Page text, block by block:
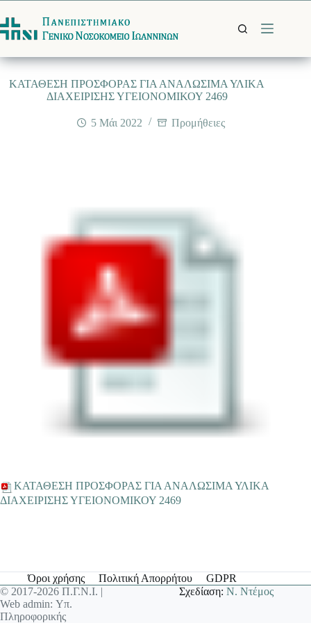
στο
περιεχόμενο
ΚΑΤΑΘΕΣΗ ΠΡΟΣΦΟΡΑΣ ΓΙΑ ΑΝΑΛΩΣΙΜΑ ΥΛΙΚΑ
ΔΙΑΧΕΙΡΙΣΗΣ ΥΓΕΙΟΝΟΜΙΚΟΥ 2469
5 Μάι 2022 Προμήθειες
ΚΑΤΑΘΕΣΗ ΠΡΟΣΦΟΡΑΣ ΓΙΑ ΑΝΑΛΩΣΙΜΑ ΥΛΙΚΑ
ΔΙΑΧΕΙΡΙΣΗΣ ΥΓΕΙΟΝΟΜΙΚΟΥ 2469
Όροι χρήσης Πολιτική Απορρήτου
GDPR
© 2017-2026 Π.Γ.Ν.Ι. |
Web admin: Υπ.
Πληροφορικής
Σχεδίαση:Ν. Ντέμος